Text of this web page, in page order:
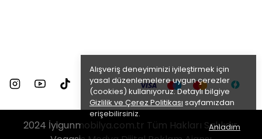
Alışveriş deneyiminizi iyileştirmek için
yasal düzenlemelere uygun çerezler
(cookies) kullanıyoruz. Detaylı bilgiye
Gizlilik ve Çerez Politikası sayfamızdan
erişebilirsiniz.
Anladım
2024 İyigunmobilya.com.tr Tüm Hakları Saklıdır.